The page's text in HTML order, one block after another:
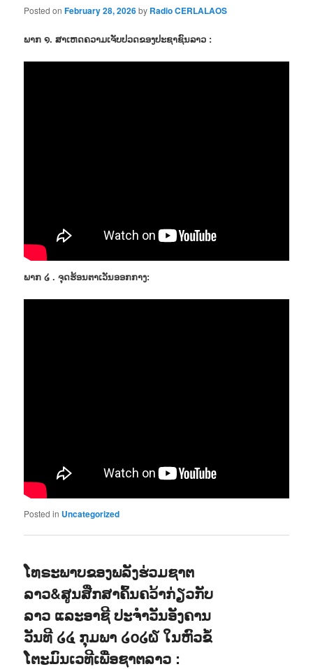
Posted onFebruary 28, 2026by Radio CERLALAOS
ພາກ ໑. ສາເຫດຄວາມເຈັບປວດຂອງປະຊາຊົນລາວ :
ພາກ ໒ . ຈຸດຮ້ອນຕາເວັນອອກກາງ:
Posted in Uncategorized
ໂທຣະພາບຂອງພລັງຮ່ວມຊາຕ
ລາວ&ສູນສືກສາຄົ້ນຄວ້າກ່ຽວກັບ
ລາວ ແລະອາຊີ ປະຈຳວັນອັງຄານ
ວັນທີ ໒໔ ກຸມພາ ໒໐໒໖ ໃນຫົວຂໍ້
ໂຕະມົນເວທີເພື່ອຊາຕລາວ :